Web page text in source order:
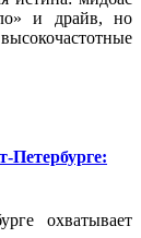
и драйв, но
Петербурге:
охватывает